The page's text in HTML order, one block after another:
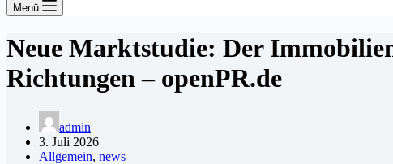
Menü
Neue Marktstudie: Der
Richtungen – openPR.de
admin
3. Juli 2026
Allgemein, news